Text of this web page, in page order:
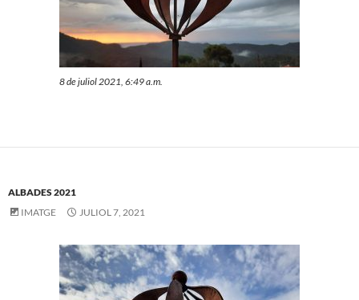
8 de juliol 2021, 6:49 a.m.
ALBADES 2021
IMATGE
JULIOL 7, 2021